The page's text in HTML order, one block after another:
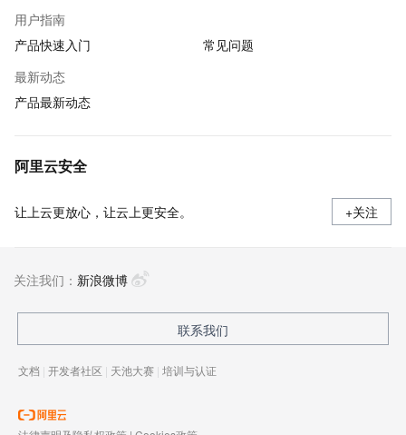
用户指南
产品快速入门
常见问题
最新动态
产品最新动态
阿里云安全
让上云更放心，让云上更安全。 +关注
关注我们： 新浪微博
联系我们
文档 | 开发者社区 | 天池大赛 | 培训与认证